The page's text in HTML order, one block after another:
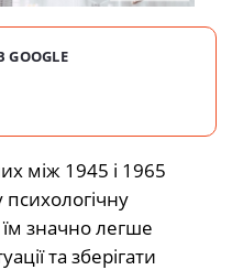
між 1945 і 1965
значно легше
та зберігати